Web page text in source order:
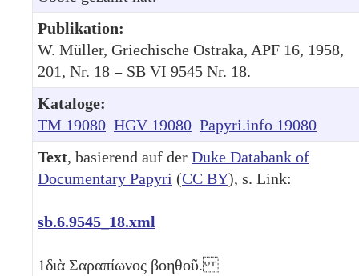
Publikation:
W. Müller, Griechische Ostraka, APF 16, 1958,
201, Nr. 18 = SB VI 9545 Nr. 18.
Kataloge:
TM 19080 HGV 19080 Papyri.info 19080
Text, basierend auf der Duke Databank of
Documentary Papyri (CC BY), s. Link:
sb.6.9545_18.xml
1διὰ Σαραπίωνος βοηθοῦ.